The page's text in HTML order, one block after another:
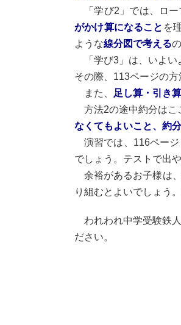
「学び2」では、ロー
がかけ算になること を
ような線分図で考える
「学び3」は、いよい
その際、113ページの
また、
足し算・引き
方法2の途中約分はこ
なくてもよいこと、約
演習では、116ページ
でしょう。テストで出
余裕があるお子様は
り組むとよいでしょう
われわれ中学受験鉄
ださい。